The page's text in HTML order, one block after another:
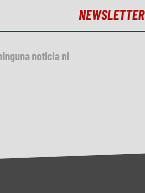
NEWSLETTER
noticia ni